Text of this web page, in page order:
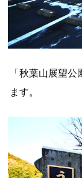
「秋葉山展望
ます。